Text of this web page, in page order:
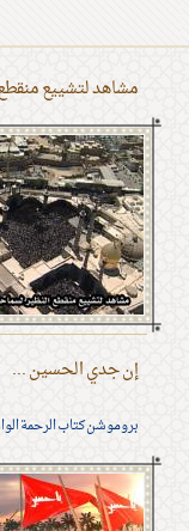
مشاهد لتشييع
إن جدي الحسين ...
بروموشن كتاب الرحمة